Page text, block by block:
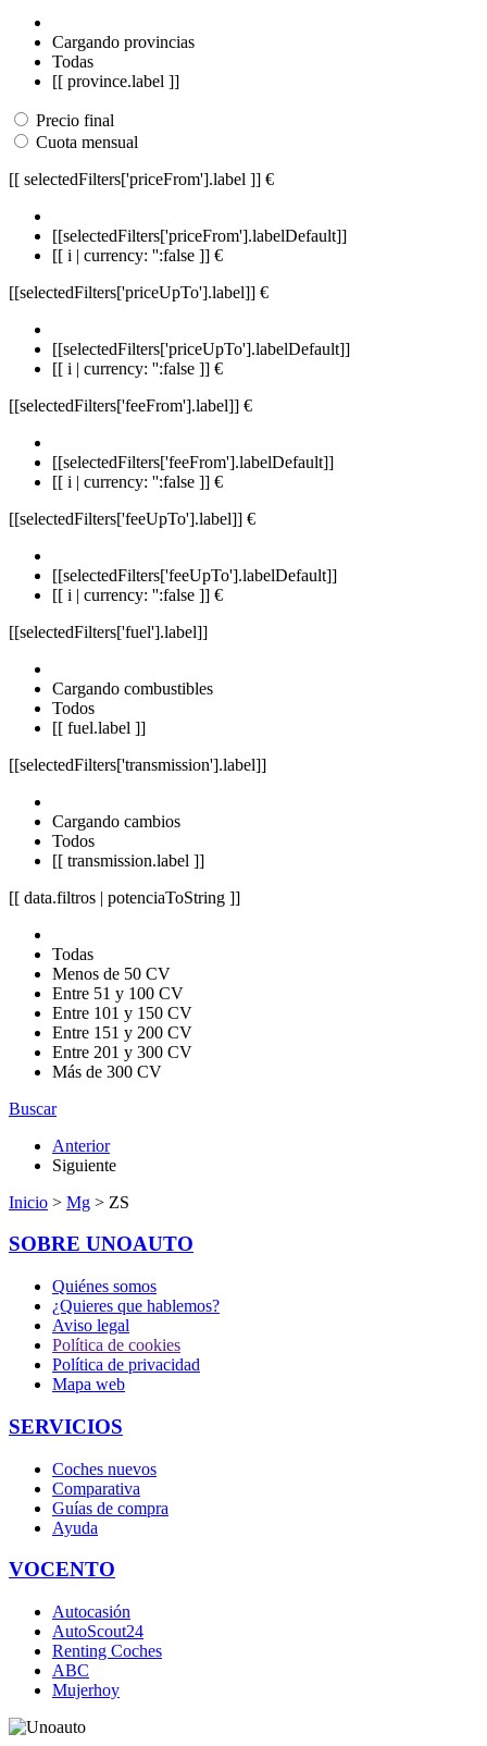
Cargando provincias
Todas
[[ province.label ]]
Precio final
Cuota mensual
[[ selectedFilters['priceFrom'].label ]] €
[[selectedFilters['priceFrom'].labelDefault]]
[[ i | currency: '':false ]] €
[[selectedFilters['priceUpTo'].label]] €
[[selectedFilters['priceUpTo'].labelDefault]]
[[ i | currency: '':false ]] €
[[selectedFilters['feeFrom'].label]] €
[[selectedFilters['feeFrom'].labelDefault]]
[[ i | currency: '':false ]] €
[[selectedFilters['feeUpTo'].label]] €
[[selectedFilters['feeUpTo'].labelDefault]]
[[ i | currency: '':false ]] €
[[selectedFilters['fuel'].label]]
Cargando combustibles
Todos
[[ fuel.label ]]
[[selectedFilters['transmission'].label]]
Cargando cambios
Todos
[[ transmission.label ]]
[[ data.filtros | potenciaToString ]]
Todas
Menos de 50 CV
Entre 51 y 100 CV
Entre 101 y 150 CV
Entre 151 y 200 CV
Entre 201 y 300 CV
Más de 300 CV
Buscar
Anterior
Siguiente
Inicio > Mg > ZS
SOBRE UNOAUTO
Quiénes somos
¿Quieres que hablemos?
Aviso legal
Política de cookies
Política de privacidad
Mapa web
SERVICIOS
Coches nuevos
Comparativa
Guías de compra
Ayuda
VOCENTO
Autocasión
AutoScout24
Renting Coches
ABC
Mujerhoy